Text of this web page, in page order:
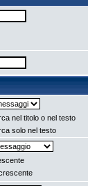
nel titolo o nel testo
solo nel testo